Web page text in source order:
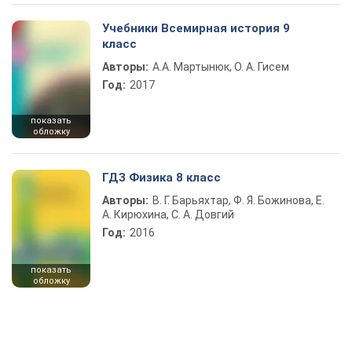
показать
обложку
Учебники Всемирная история 9
класс
Авторы: А.А. Мартынюк, О. А. Гисем
Год: 2017
показать
обложку
ГДЗ Физика 8 класс
Авторы: В. Г. Барьяхтар, Ф. Я. Божинова, Е.
А. Кирюхина, С. А. Довгий
Год: 2016